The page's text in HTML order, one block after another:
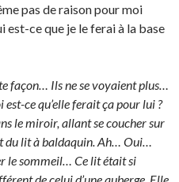
pas de raison pour moi
est-ce que je le ferai à la base
façon… Ils ne se voyaient plus…
ce qu’elle ferait ça pour lui ?
le miroir, allant se coucher sur
du lit à baldaquin. Ah… Oui…
le sommeil… Ce lit était si